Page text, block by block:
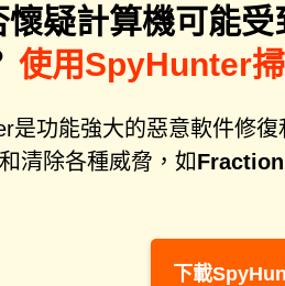
懷疑計算機可能受
使用SpyHunter
是功能強大的惡意軟件修
清除各種威脅，如
下載